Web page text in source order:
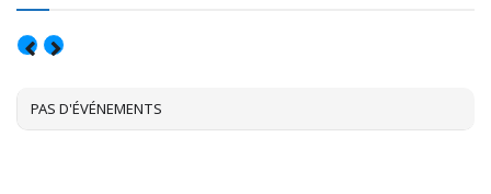
PAS D'ÉVÉNEMENTS